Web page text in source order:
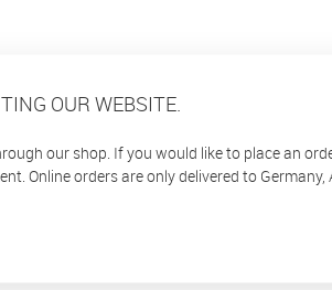
OUR WEBSITE.
our shop. If you would like to place an
Online orders are only delivered to